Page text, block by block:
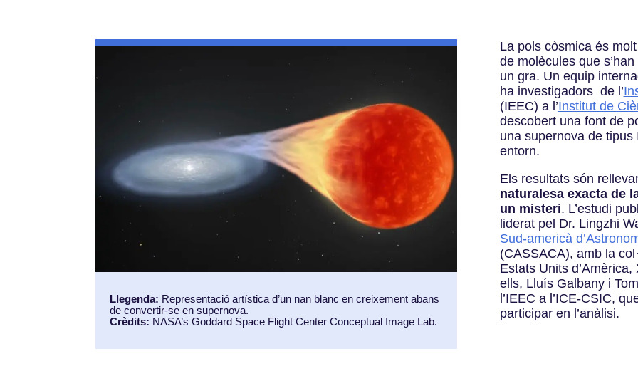
Llegenda: Representació artística d’un nan blanc en creixement abans
de convertir-se en supernova.
Crèdits: NASA’s Goddard Space Flight Center Conceptual Image Lab.
La pols còsmica és
de molècules que
un gra. Un equip
ha investigadors de l’
(IEEC) a l’Institut de
descobert una font de
una supernova de
entorn.
Els resultats són
naturalesa exacta de
un misteri. L’estudi
liderat pel Dr. Lingzhi
Sud-americà
(CASSACA), amb la
Estats Units
ells, Lluís Galbany i
l’IEEC a l’ICE-CSIC,
participar en l’anàlisi.